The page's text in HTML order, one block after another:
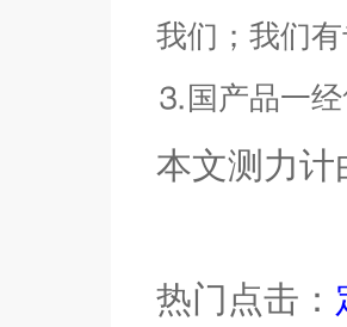
我们；我们
⒊国产品一经
本文测力计
热门点击：